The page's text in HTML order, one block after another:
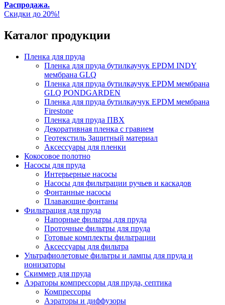
Распродажа.
Скидки до 20%!
Каталог продукции
Пленка для пруда
Пленка для пруда бутилкаучук EPDM INDY
мембрана GLQ
Пленка для пруда бутилкаучук EPDM мембрана
GLQ PONDGARDEN
Пленка для пруда бутилкаучук EPDM мембрана
Firestone
Пленка для пруда ПВХ
Декоративная пленка с гравием
Геотекстиль Защитный материал
Аксессуары для пленки
Кокосовое полотно
Насосы для пруда
Интерьерные насосы
Насосы для фильтрации ручьев и каскадов
Фонтанные насосы
Плавающие фонтаны
Фильтрация для пруда
Напорные фильтры для пруда
Проточные фильтры для пруда
Готовые комплекты фильтрации
Аксессуары для фильтра
Ультрафиолетовые фильтры и лампы для пруда и
ионизаторы
Скиммер для пруда
Аэраторы компрессоры для пруда, септика
Компрессоры
Аэраторы и диффузоры